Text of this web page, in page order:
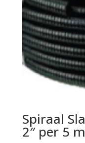
Spiraal
2″ per 5